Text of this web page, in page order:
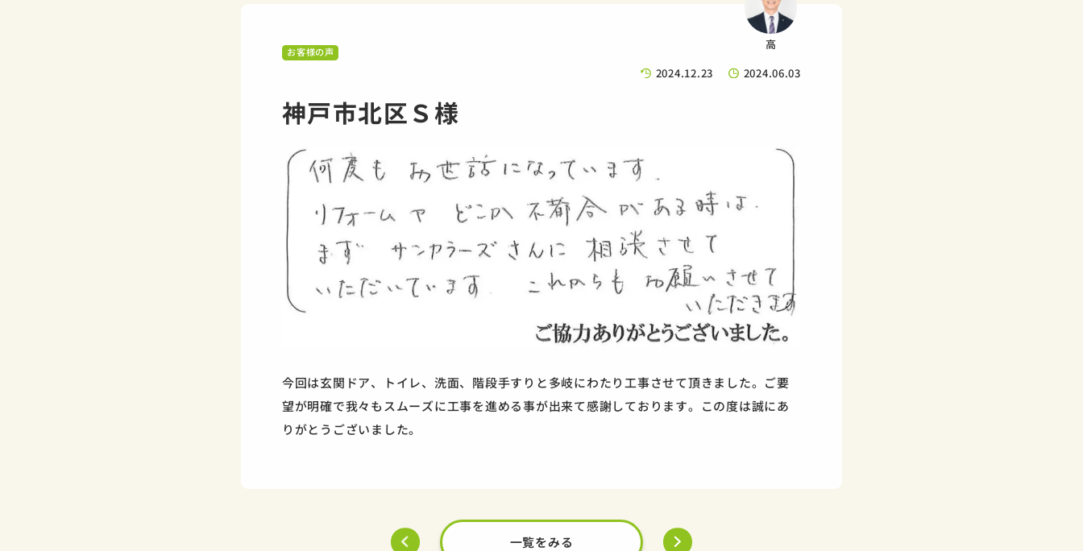
高
お客様の声
2024.12.23 2024.06.03
神戸市北区Ｓ様
今回は玄関ドア、トイレ、洗面、階段手すりと多岐にわたり工事させて頂きました。ご要
望が明確で我々もスムーズに工事を進める事が出来て感謝しております。この度は誠にあ
りがとうございました。
一覧をみる